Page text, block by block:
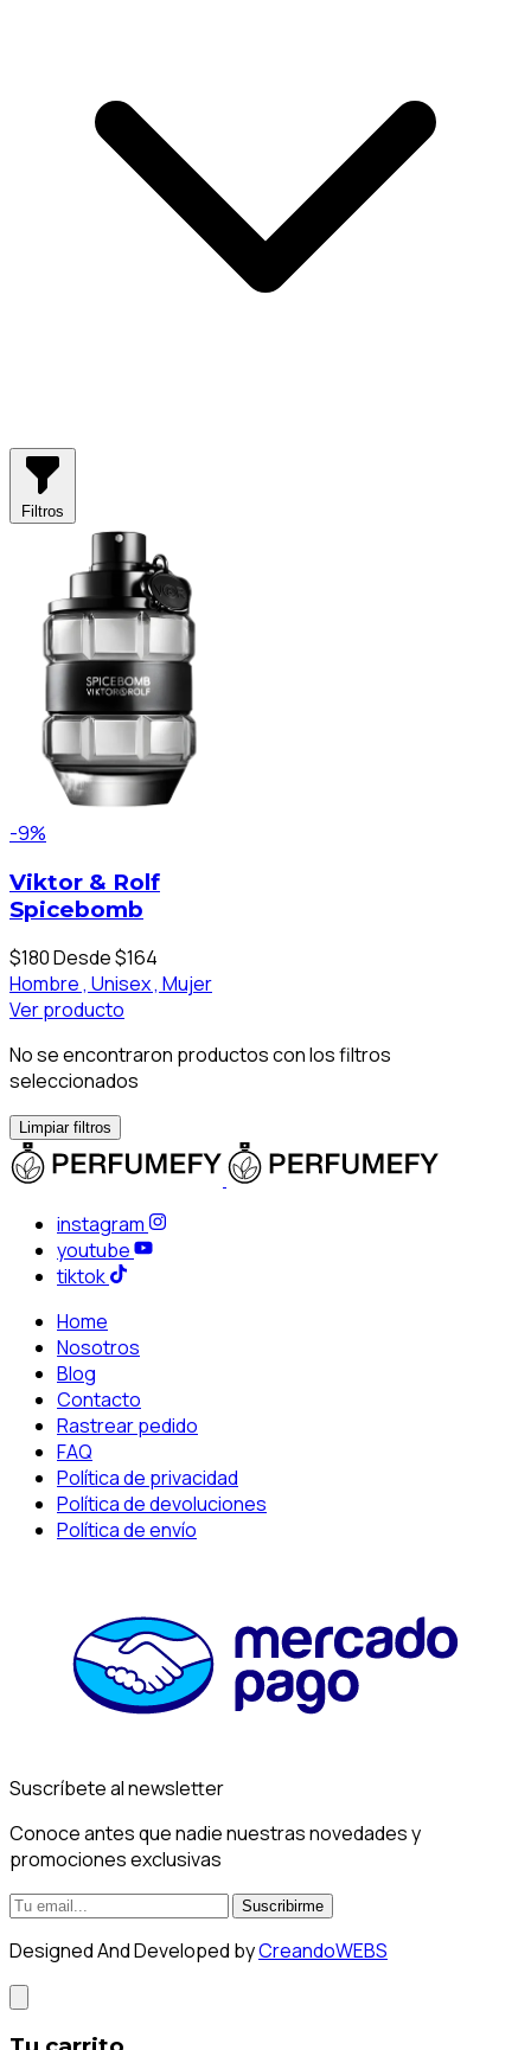
Filtros
-9%
Viktor & Rolf
Spicebomb
$180Desde $164
Hombre , Unisex , Mujer
Ver producto
No se encontraron productos con los filtros
seleccionados
Limpiar filtros
instagram
youtube
tiktok
Home
Nosotros
Blog
Contacto
Rastrear pedido
FAQ
Política de privacidad
Política de devoluciones
Política de envío
Suscríbete al newsletter
Conoce antes que nadie nuestras novedades y
promociones exclusivas
Suscribirme
Designed And Developed byCreandoWEBS